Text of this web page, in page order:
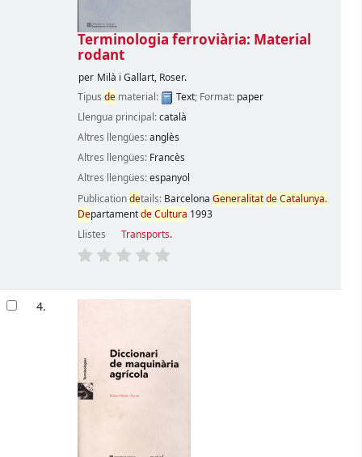
Terminologia ferroviària: Material
rodant
per Milà i Gallart, Roser.
Tipus dematerial: Text; Format: paper
Llengua principal:català
Altres llengües:anglès
Altres llengües: Francès
Altres llengües:espanyol
Publicationdetails: Barcelona GeneralitatdeCatalunya.
DepartamentdeCultura 1993
Llistes
Transports.
4.